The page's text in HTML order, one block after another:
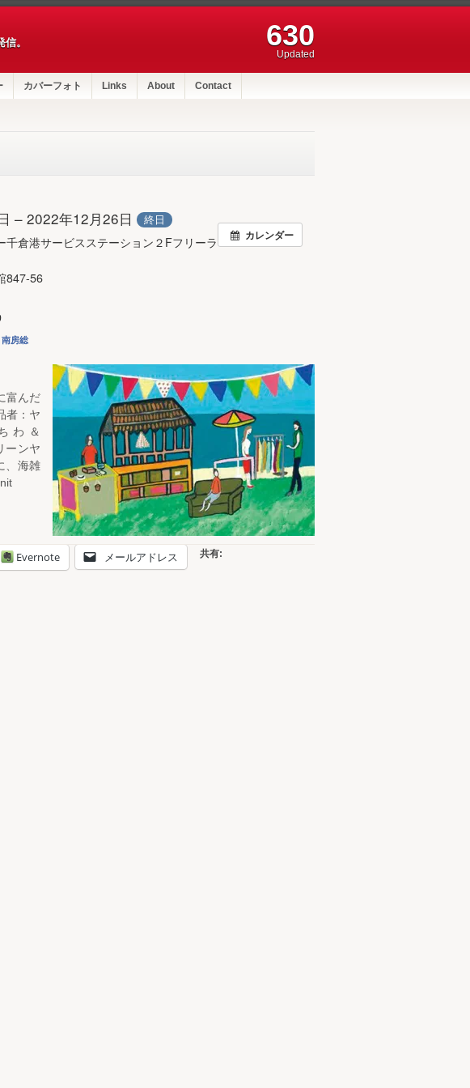
。 630
Updated
カバーフォト Links About Contact
カレンダー
– 2022年12月26日 終日
千倉港サービスステーション２Fフリーラ
847-56
南房総
富んだ
者：ヤ
わ＆
ーンヤ
、海雑
共有:
Evernote メールアドレス